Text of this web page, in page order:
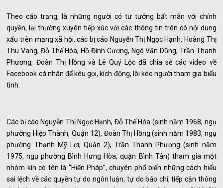
Theo cáo trạng, là những người có tư tưởng bất mãn với chính
quyền, lại thường xuyên tiếp xúc với các thông tin trên có nội dung
xấu trên mạng xã hội, các bị cáo Nguyễn Thị Ngọc Hạnh, Hoàng Thị
Thu Vang, Đỗ Thế Hóa, Hồ Đình Cương, Ngô Văn Dũng, Trần Thanh
Phương, Đoàn Thị Hồng và Lê Quý Lộc đã chia sẻ các video về
Facebook cá nhân để kêu gọi, kích động, lôi kéo người tham gia biểu
tình.
Các bị cáo Nguyễn Thị Ngọc Hạnh, Đỗ Thế Hóa (sinh năm 1968, ngụ
phường Hiệp Thành, Quận 12), Đoàn Thị Hồng (sinh năm 1983, ngụ
phường Thạnh Mỹ Lợi, Quận 2), Trần Thanh Phương (sinh năm
1975, ngụ phường Bình Hưng Hòa, quận Bình Tân) tham gia một
nhóm kín có tên là “Hiến Pháp”, chuyên phổ biến những cách hiểu
sai lệch về các quyền tự do ngôn luận, tự do báo chí, tiếp cận thông